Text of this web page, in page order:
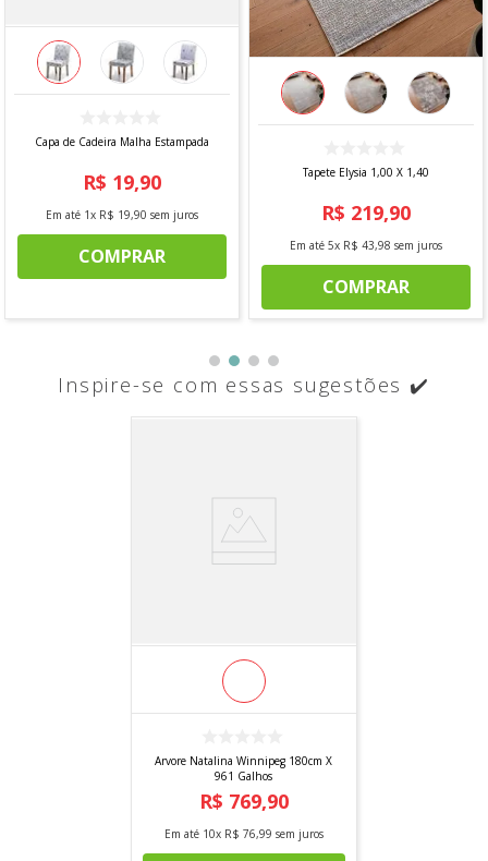
Capa de Cadeira Malha Estampada
R$ 19,90
Em até 1x R$ 19,90 sem juros
COMPRAR
Tapete Elysia 1,00 X 1,40
R$ 219,90
Em até 5x R$ 43,98 sem juros
COMPRAR
Inspire-se com essas sugestões ✔️
Arvore Natalina Winnipeg 180cm X
961 Galhos
R$ 769,90
Em até 10x R$ 76,99 sem juros